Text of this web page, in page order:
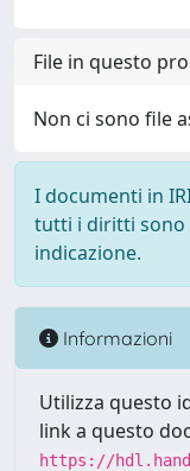
File in questo
Non ci sono file
I documenti in
tutti i diritti sono
indicazione.
Informazioni
Utilizza questo
link a questo
https://